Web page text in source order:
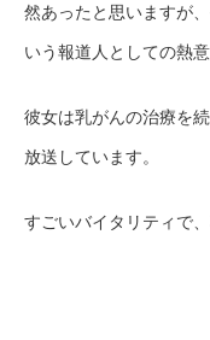
然あったと思いますが
いう報道人としての熱
彼女は乳がんの治療を
放送しています。
すごいバイタリティで